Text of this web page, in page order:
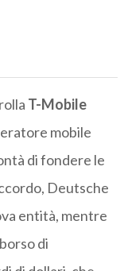
T-Mobile
mobile
di fondere le
Deutsche
entità, mentre
di